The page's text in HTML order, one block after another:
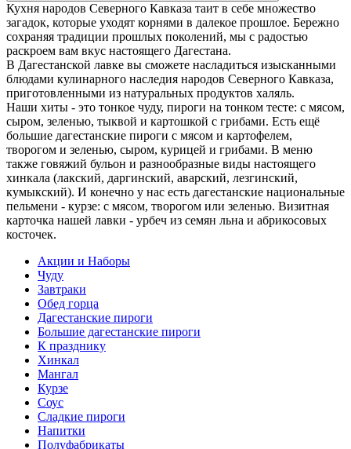
Кухня народов Северного Кавказа таит в себе множество
загадок, которые уходят корнями в далекое прошлое. Бережно
сохраняя традиции прошлых поколений, мы с радостью
раскроем вам вкус настоящего Дагестана.
В Дагестанской лавке вы сможете насладиться изысканными
блюдами кулинарного наследия народов Северного Кавказа,
приготовленными из натуральных продуктов халяль.
Наши хиты - это тонкое чуду, пироги на тонком тесте: с мясом,
сыром, зеленью, тыквой и картошкой с грибами. Есть ещё
большие дагестанские пироги с мясом и картофелем,
творогом и зеленью, сыром, курицей и грибами. В меню
также говяжий бульон и разнообразные виды настоящего
хинкала (лакский, даргинский, аварский, лезгинский,
кумыкский). И конечно у нас есть дагестанские национальные
пельмени - курзе: с мясом, творогом или зеленью. Визитная
карточка нашей лавки - урбеч из семян льна и абрикосовых
косточек.
Акции и Наборы
Чуду
Завтраки
Обед горца
Дагестанские пироги
Большие дагестанские пироги
К празднику
Хинкал
Мангал
Курзе
Соус
Сладкие пироги
Напитки
Полуфабрикаты